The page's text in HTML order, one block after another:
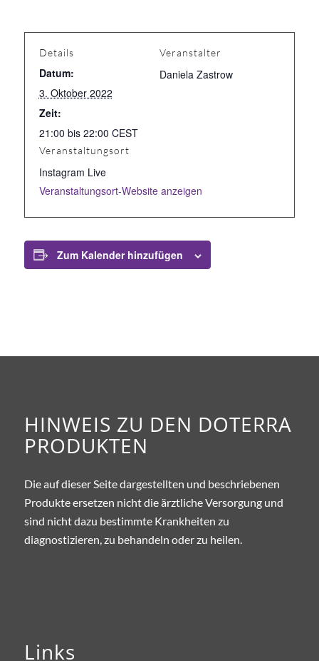
Details
Datum:
3. Oktober 2022
Zeit:
21:00 bis 22:00 CEST
Veranstaltungsort
Instagram Live
Veranstaltungsort-Website anzeigen
Veranstalter
Daniela Zastrow
Zum Kalender hinzufügen
HINWEIS ZU DEN DOTERRA
PRODUKTEN
Die auf dieser Seite dargestellten und beschriebenen
Produkte ersetzen nicht die ärztliche Versorgung und
sind nicht dazu bestimmte Krankheiten zu
diagnostizieren, zu behandeln oder zu heilen.
Links